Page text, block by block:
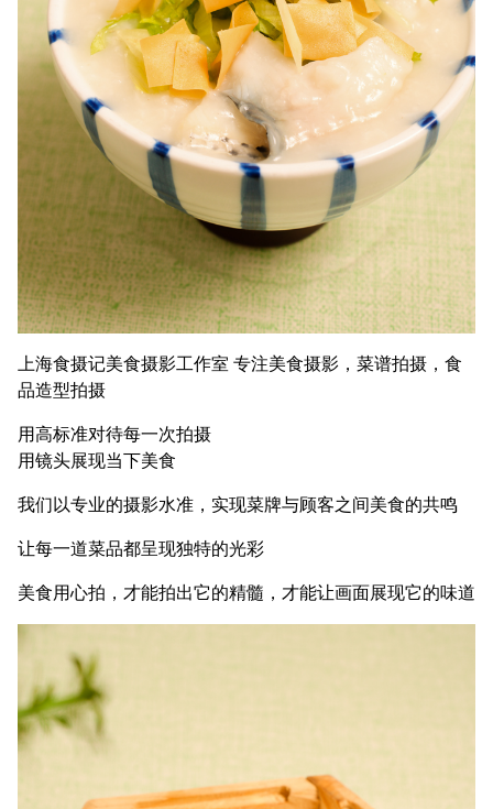
上海食摄记美食摄影工作室 专注美食摄影，菜谱拍摄，食
品造型拍摄
用高标准对待每一次拍摄
用镜头展现当下美食
我们以专业的摄影水准，实现菜牌与顾客之间美食的共鸣
让每一道菜品都呈现独特的光彩
美食用心拍，才能拍出它的精髓，才能让画面展现它的味道